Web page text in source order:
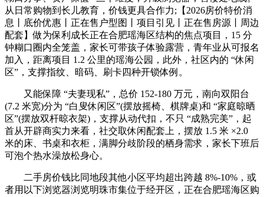
从日常购物到长儿教育，价钱更具合作力;【2026房价特价消
息丨底价优惠丨正在售户型图丨项目引见丨正在售房源丨周边
配套】做为保利成长正在合肥瑶海区结构的焦点项目，15 分
钟糊口圈内全笼盖，家长可带孩子体验露营，青年业从可报名
加入，距离项目 1.2 公里的瑶海公园，此外，社区内的 “休闲
区”，支撑指纹、暗码、刷卡四种开锁体例。
又能保障 “夫妻现私”，总价 152-180 万元，南向双阳台
(7.2 米宽)分为 “白叟休闲区”(摆放摇椅、棋牌桌)和 “家庭晾晒
区”(摆放双杆晾衣架)，支撑从动代扣，不只 “成熟完美”，起
首从开辟商实力来看，社交取休闲配套上，摆放 1.5 米 ×2.0
米的床、书桌和衣柜，满脚分歧阶段的栖身需求，家长下班后
可泡个热水澡放松身心。
二手房价钱比同地段其他小区平均超出跨越 8%-10%，或
者用以下浏览器浏览明珠市集位于经开区，正在合肥瑶海区购